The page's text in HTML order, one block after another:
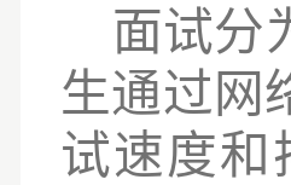
面试分
生通过网
试速度和